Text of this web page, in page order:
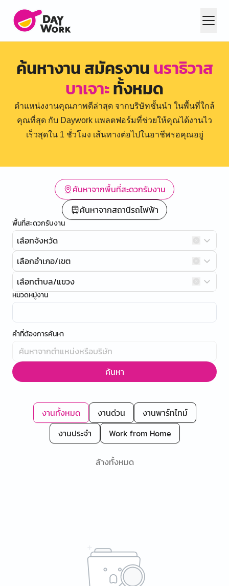
ค้นหางาน สมัครงานนราธิวาส
บาเจาะทั้งหมด
ตำแหน่งงานคุณภาพดีล่าสุด จากบริษัทชั้นนำ ในพื้นที่ใกล้
คุณที่สุด กับ Daywork แพลตฟอร์มที่ช่วยให้คุณได้งานไว
เร็วสุดใน 1 ชั่วโมง เส้นทางต่อไปในอาชีพรอคุณอยู่
ค้นหาจากพื้นที่สะดวกรับงาน
ค้นหาจากสถานีรถไฟฟ้า
พื้นที่สะดวกรับงาน
เลือกจังหวัด
เลือกอำเภอ/เขต
เลือกตำบล/แขวง
หมวดหมู่งาน
คำที่ต้องการค้นหา
ค้นหา
งานทั้งหมด งานด่วน
งานพาร์ทไทม์
งานประจำ
Work from Home
ล้างทั้งหมด